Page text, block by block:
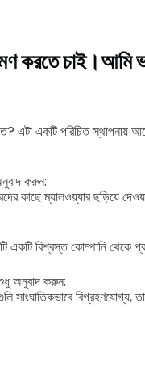
করতে চাই।আমি
এটা একটি পরিচিত স্থাপনায়
করুন:
কাছে ম্যালওয়্যার ছড়িয়ে
একটি বিশ্বস্ত কোম্পানি থেকে
অনুবাদ করুন:
সাংঘাতিকভাবে